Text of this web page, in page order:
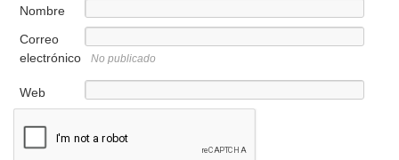
Nombre
Correo
electrónico
No publicado
Web